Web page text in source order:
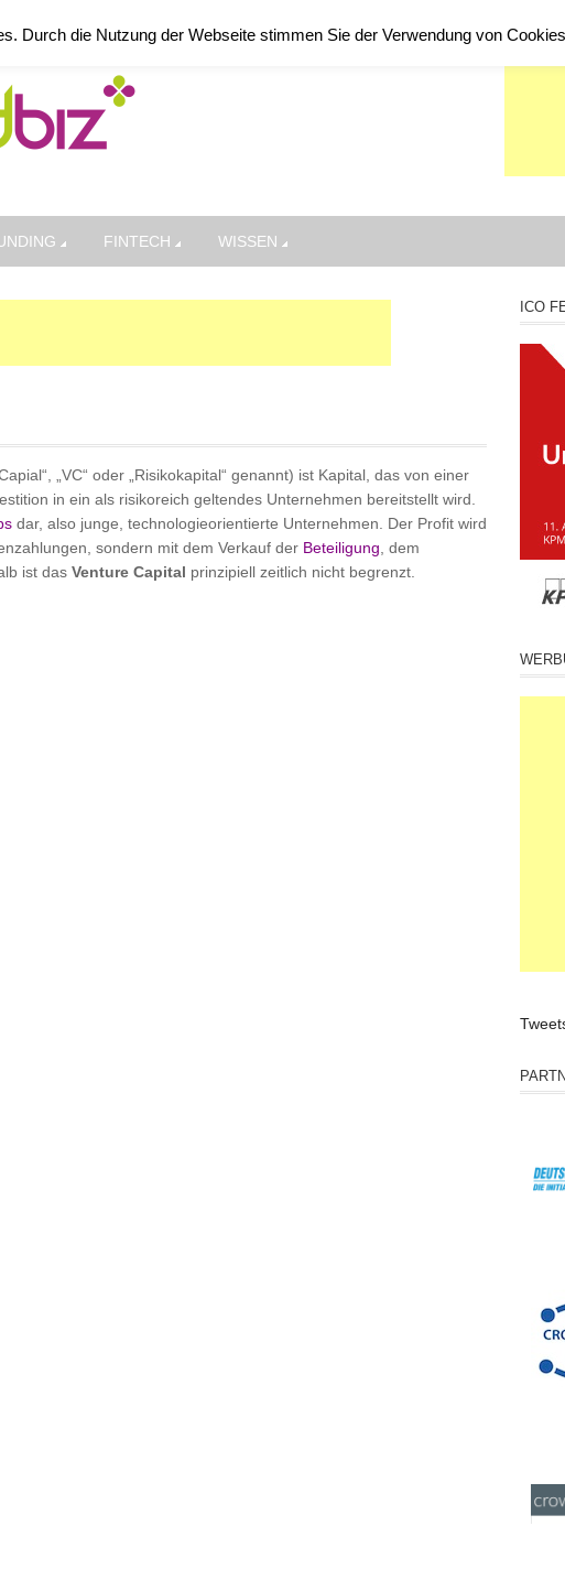
FINTECH WISSEN
„VC“ oder „Risikokapital“ genannt) ist Kapital, das von einer
in ein als risikoreich geltendes Unternehmen bereitstellt wird.
dar, also junge, technologieorientierte Unternehmen. Der Profit wird
sondern mit dem Verkauf der Beteiligung , dem
ist das Venture Capital prinzipiell zeitlich nicht begrenzt.
ICO
Durch die Nutzung der Webseite stimmen Sie der Verwendung von